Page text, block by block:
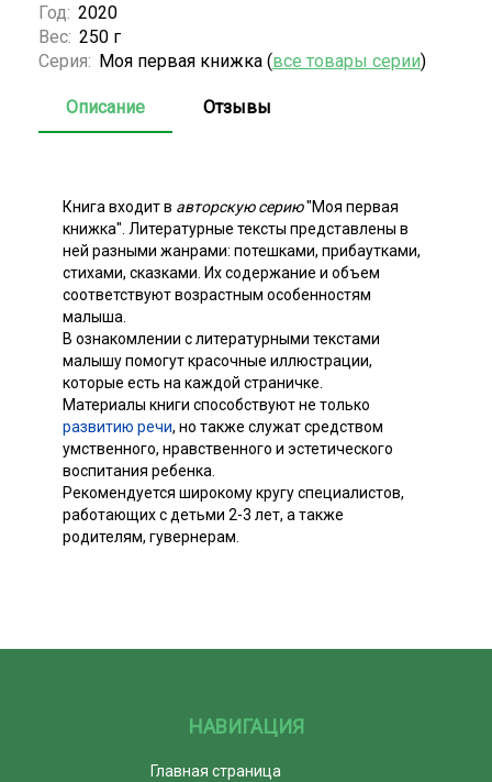
Год: 2020
Вес: 250 г
Серия: Моя первая книжка (все товары серии)
Описание Отзывы
Книга входит в авторскую серию"Моя первая
книжка". Литературные тексты представлены в
ней разными жанрами: потешками, прибаутками,
стихами, сказками. Их содержание и объем
соответствуют возрастным особенностям
малыша.
В ознакомлении с литературными текстами
малышу помогут красочные иллюстрации,
которые есть на каждой страничке.
Материалы книги способствуют не только
развитию речи, но также служат средством
умственного, нравственного и эстетического
воспитания ребенка.
Рекомендуется широкому кругу специалистов,
работающих с детьми 2-3 лет, а также
родителям, гувернерам.
НАВИГАЦИЯ
Главная страница